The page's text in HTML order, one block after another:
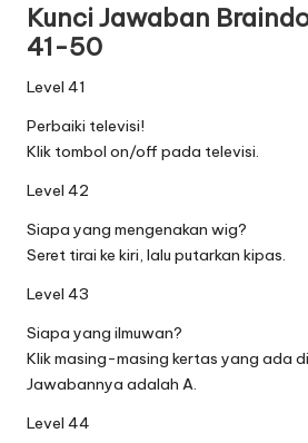
Kunci Jawaban
41-50
Level 41
Perbaiki televisi!
Klik tombol on/off pada televisi.
Level 42
Siapa yang mengenakan wig?
Seret tirai ke kiri, lalu putarkan kipas.
Level 43
Siapa yang ilmuwan?
Klik masing-masing kertas yang ada
Jawabannya adalah A.
Level 44